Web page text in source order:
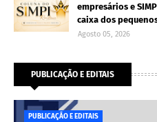
empresários e
caixa dos
Agosto 05, 2026
PUBLICAÇÃO E EDITAIS
PUBLICAÇÃO E EDITAIS